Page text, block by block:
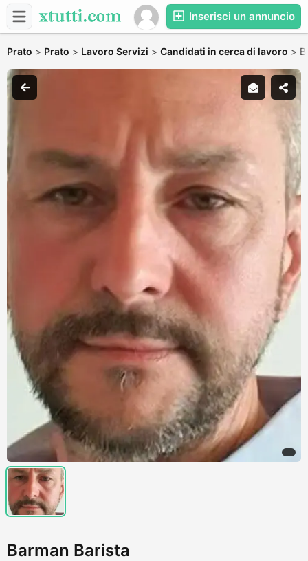
Inserisci un annuncio
Prato > Prato > Lavoro Servizi > Candidati in cerca di lavoro >
Barman Barista